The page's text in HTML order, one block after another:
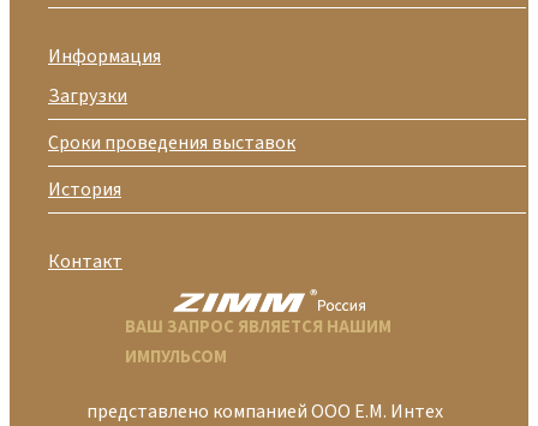
Информация
Загрузки
Сроки проведения выставок
История
Контакт
ВАШ ЗАПРОС ЯВЛЯЕТСЯ НАШИМ
ИМПУЛЬСОМ
представлено компанией ООО Е.М. Интех